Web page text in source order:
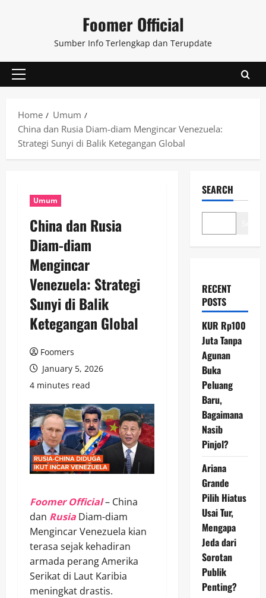
Foomer Official
Sumber Info Terlengkap dan Terupdate
Primary
Home
Umum
China dan Rusia Diam-diam Mengincar Venezuela:
Strategi Sunyi di Balik Ketegangan Global
Umum
China dan Rusia
Diam-diam
Mengincar
Venezuela: Strategi
Sunyi di Balik
Ketegangan Global
Foomers
January 5, 2026
4 minutes read
Foomer Official– China
dan Rusia Diam-diam
Mengincar Venezuela kian
terasa sejak kehadiran
armada perang Amerika
Serikat di Laut Karibia
meningkat drastis.
SEARCH
RECENT
POSTS
KUR Rp100
Juta Tanpa
Agunan
Buka
Peluang
Baru,
Bagaimana
Nasib
Pinjol?
Ariana
Grande
Pilih Hiatus
Usai Tur,
Mengapa
Jeda dari
Sorotan
Publik
Penting?